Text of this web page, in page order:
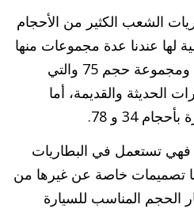
الشعب الكثير من الأحجام
لها عندنا عدة مجموعات منها
مجموعة 24 ومجموعة 35 ومجموعة حجم 75 والتي
الحديثة والقديمة، أما
فهي تستعمل في البطاريات
لها تصميمات خاصة عن غيرها من
الحجم المناسب للسيارة